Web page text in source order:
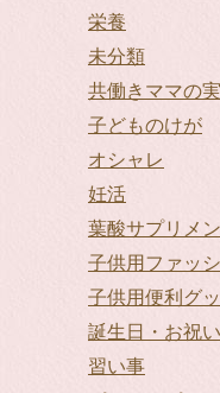
栄養
未分類
共働きママの
子どものけが
オシャレ
妊活
葉酸サプリメ
子供用ファッ
子供用便利グ
誕生日・お祝い
習い事